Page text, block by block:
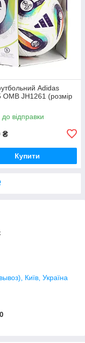
Adidas
OMB JH1261 (розмір
до відправки
₴
Купити
Київ, Україна